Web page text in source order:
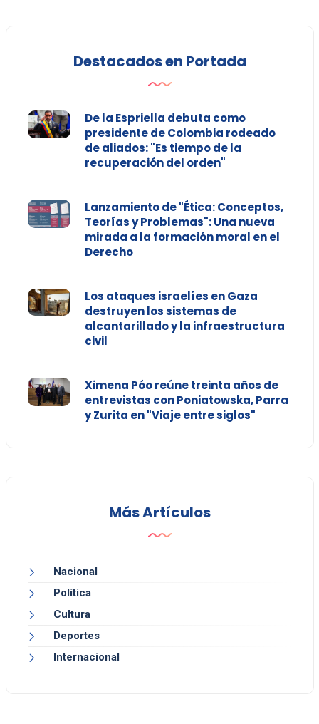
Destacados en Portada
De la Espriella debuta como
presidente de Colombia rodeado
de aliados: "Es tiempo de la
recuperación del orden"
Lanzamiento de "Ética: Conceptos,
Teorías y Problemas": Una nueva
mirada a la formación moral en el
Derecho
Los ataques israelíes en Gaza
destruyen los sistemas de
alcantarillado y la infraestructura
civil
Ximena Póo reúne treinta años de
entrevistas con Poniatowska, Parra
y Zurita en "Viaje entre siglos"
Más Artículos
Nacional
Política
Cultura
Deportes
Internacional